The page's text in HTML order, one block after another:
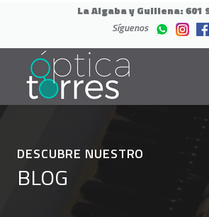
La Algaba y Guillena:601
Síguenos
DESCUBRE NUESTRO
BLOG